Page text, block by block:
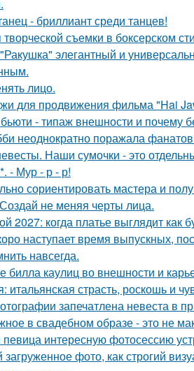
- бриллиант среди танцев!
съемки в боксерском
элегантный и
лицо.
для продвижения фильма "Hai
- типаж внешности и почему
неоднократно поражала
Наши сумочки - это
- Мур - р - р!
сориентировать мастера и
не меняя черты лица.
2027: когда платье выглядит как
наступает время выпускных,
навсегда.
билла каулиц во внешности и
итальянская страсть, роскошь и
запечатлена невеста в
в свадебном образе - это не
интересную фотосессию
загруженное фото, как строгий